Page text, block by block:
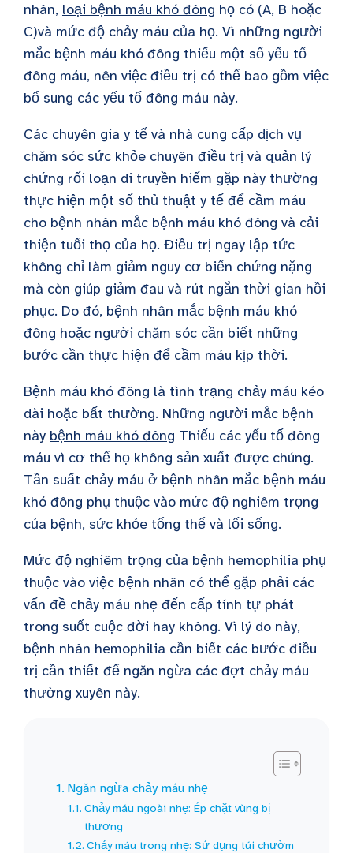
nhân, loại bệnh máu khó đông họ có (A, B hoặc
C)và mức độ chảy máu của họ. Vì những người
mắc bệnh máu khó đông thiếu một số yếu tố
đông máu, nên việc điều trị có thể bao gồm việc
bổ sung các yếu tố đông máu này.
Các chuyên gia y tế và nhà cung cấp dịch vụ
chăm sóc sức khỏe chuyên điều trị và quản lý
chứng rối loạn di truyền hiếm gặp này thường
thực hiện một số thủ thuật y tế để cầm máu
cho bệnh nhân mắc bệnh máu khó đông và cải
thiện tuổi thọ của họ. Điều trị ngay lập tức
không chỉ làm giảm nguy cơ biến chứng nặng
mà còn giúp giảm đau và rút ngắn thời gian hồi
phục. Do đó, bệnh nhân mắc bệnh máu khó
đông hoặc người chăm sóc cần biết những
bước cần thực hiện để cầm máu kịp thời.
Bệnh máu khó đông là tình trạng chảy máu kéo
dài hoặc bất thường. Những người mắc bệnh
này bệnh máu khó đông Thiếu các yếu tố đông
máu vì cơ thể họ không sản xuất được chúng.
Tần suất chảy máu ở bệnh nhân mắc bệnh máu
khó đông phụ thuộc vào mức độ nghiêm trọng
của bệnh, sức khỏe tổng thể và lối sống.
Mức độ nghiêm trọng của bệnh hemophilia phụ
thuộc vào việc bệnh nhân có thể gặp phải các
vấn đề chảy máu nhẹ đến cấp tính tự phát
trong suốt cuộc đời hay không. Vì lý do này,
bệnh nhân hemophilia cần biết các bước điều
trị cần thiết để ngăn ngừa các đợt chảy máu
thường xuyên này.
Ngăn ngừa chảy máu nhẹ
Chảy máu ngoài nhẹ: Ép chặt vùng bị
thương
Chảy máu trong nhẹ: Sử dụng túi chườm